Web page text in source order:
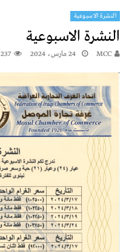
النشرة الاسبوعية
النشرة الاسبوعية
MCC 24 مارس، 2024 237